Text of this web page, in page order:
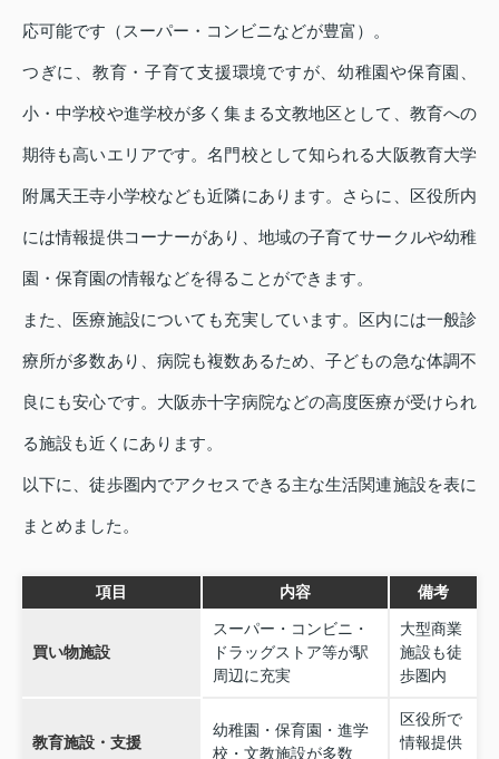
応可能です（スーパー・コンビニなどが豊富）。
つぎに、教育・子育て支援環境ですが、幼稚園や保育園、
小・中学校や進学校が多く集まる文教地区として、教育への
期待も高いエリアです。名門校として知られる大阪教育大学
附属天王寺小学校なども近隣にあります。さらに、区役所内
には情報提供コーナーがあり、地域の子育てサークルや幼稚
園・保育園の情報などを得ることができます。
また、医療施設についても充実しています。区内には一般診
療所が多数あり、病院も複数あるため、子どもの急な体調不
良にも安心です。大阪赤十字病院などの高度医療が受けられ
る施設も近くにあります。
以下に、徒歩圏内でアクセスできる主な生活関連施設を表に
まとめました。
項目 内容 備考
買い物施設
スーパー・コンビニ・
ドラッグストア等が駅
周辺に充実
大型商業
施設も徒
歩圏内
教育施設・支援
幼稚園・保育園・進学
校・文教施設が多数
区役所で
情報提供